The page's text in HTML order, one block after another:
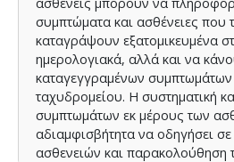
συμπτώματα και ασθένειες
καταγράψουν εξατομικευμένα
ημερολογιακά, αλλά και να
καταγεγγραμένων συμπτωμάτων
ταχυδρομείου. Η συστηματική
συμπτωμάτων εκ μέρους των
αδιαμφισβήτητα να οδηγήσει
ασθενειών και παρακολούθηση